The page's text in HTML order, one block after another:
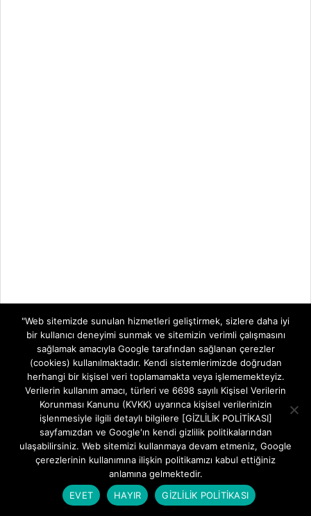
"Web sitemizde sunulan hizmetleri geliştirmek, sizlere daha iyi
bir kullanıcı deneyimi sunmak ve sitemizin verimli çalışmasını
sağlamak amacıyla Google tarafından sağlanan çerezler
(cookies) kullanılmaktadır. Kendi sistemlerimizde doğrudan
herhangi bir kişisel veri toplamamakta veya işlememekteyiz.
Verilerin kullanım amacı, türleri ve 6698 sayılı Kişisel Verilerin
Korunması Kanunu (KVKK) uyarınca kişisel verilerinizin
işlenmesiyle ilgili detaylı bilgilere [GİZLİLİK POLİTİKASI]
sayfamızdan ve Google'ın kendi gizlilik politikalarından
ulaşabilirsiniz. Web sitemizi kullanmaya devam etmeniz, Google
çerezlerinin kullanımına ilişkin politikamızı kabul ettiğiniz
anlamına gelmektedir.
EVET
HAYIR GİZLİLİK POLİTİKASI